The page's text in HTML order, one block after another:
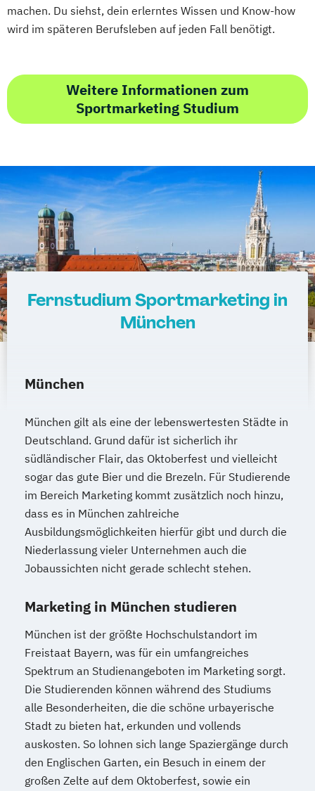
machen. Du siehst, dein erlerntes Wissen und Know-how
wird im späteren Berufsleben auf jeden Fall benötigt.
Weitere Informationen zum
Sportmarketing Studium
Fernstudium Sportmarketing in
München
München
München gilt als eine der lebenswertesten Städte in
Deutschland. Grund dafür ist sicherlich ihr
südländischer Flair, das Oktoberfest und vielleicht
sogar das gute Bier und die Brezeln. Für Studierende
im Bereich Marketing kommt zusätzlich noch hinzu,
dass es in München zahlreiche
Ausbildungsmöglichkeiten hierfür gibt und durch die
Niederlassung vieler Unternehmen auch die
Jobaussichten nicht gerade schlecht stehen.
Marketing in München studieren
München ist der größte Hochschulstandort im
Freistaat Bayern, was für ein umfangreiches
Spektrum an Studienangeboten im Marketing sorgt.
Die Studierenden können während des Studiums
alle Besonderheiten, die die schöne urbayerische
Stadt zu bieten hat, erkunden und vollends
auskosten. So lohnen sich lange Spaziergänge durch
den Englischen Garten, ein Besuch in einem der
großen Zelte auf dem Oktoberfest, sowie ein